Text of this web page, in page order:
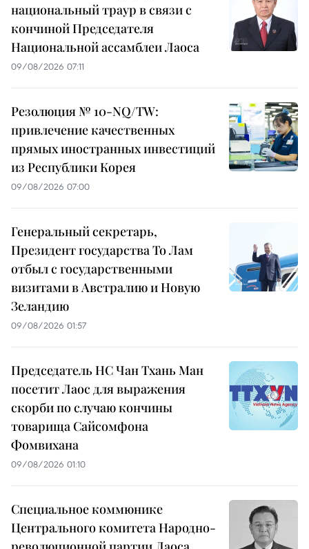
национальный траур в связи с
кончиной Председателя
Национальной ассамблеи Лаоса
09/08/2026 07:11
Резолюция № 10-NQ/TW:
привлечение качественных
прямых иностранных инвестиций
из Республики Корея
09/08/2026 07:00
Генеральный секретарь,
Президент государства То Лам
отбыл с государственными
визитами в Австралию и Новую
Зеландию
09/08/2026 01:57
Председатель НС Чан Тхань Ман
посетит Лаос для выражения
скорби по случаю кончины
товарища Сайсомфона
Фомвихана
09/08/2026 01:10
Специальное коммюнике
Центрального комитета Народно-